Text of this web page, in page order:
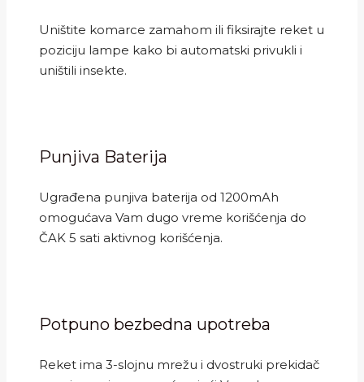
Uništite komarce zamahom ili fiksirajte reket u
poziciju lampe kako bi automatski privukli i
uništili insekte.
Punjiva Baterija
Ugrađena punjiva baterija od 1200mAh
omogućava Vam dugo vreme korišćenja do
ČAK 5 sati aktivnog korišćenja.
Potpuno bezbedna upotreba
Reket ima 3-slojnu mrežu i dvostruki prekidač